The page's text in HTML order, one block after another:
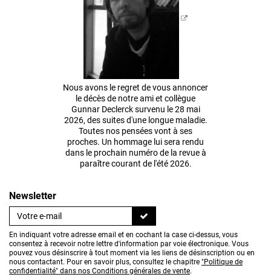
Nous avons le regret de vous annoncer
le décès de notre ami et collègue
Gunnar Declerck survenu le 28 mai
2026, des suites d'une longue maladie.
Toutes nos pensées vont à ses
proches. Un hommage lui sera rendu
dans le prochain numéro de la revue à
paraître courant de l'été 2026.
Newsletter
En indiquant votre adresse email et en cochant la case ci-dessus, vous
consentez à recevoir notre lettre d'information par voie électronique. Vous
pouvez vous désinscrire à tout moment via les liens de désinscription ou en
nous contactant. Pour en savoir plus, consultez le chapitre "Politique de
confidentialité" dans nos Conditions générales de vente.